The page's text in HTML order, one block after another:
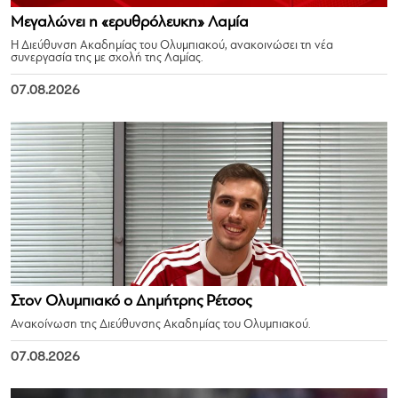
Μεγαλώνει η «ερυθρόλευκη» Λαμία
Η Διεύθυνση Ακαδημίας του Ολυμπιακού, ανακοινώσει τη νέα
συνεργασία της με σχολή της Λαμίας.
07.08.2026
Στον Ολυμπιακό ο Δημήτρης Ρέτσος
Ανακοίνωση της Διεύθυνσης Ακαδημίας του Ολυμπιακού.
07.08.2026